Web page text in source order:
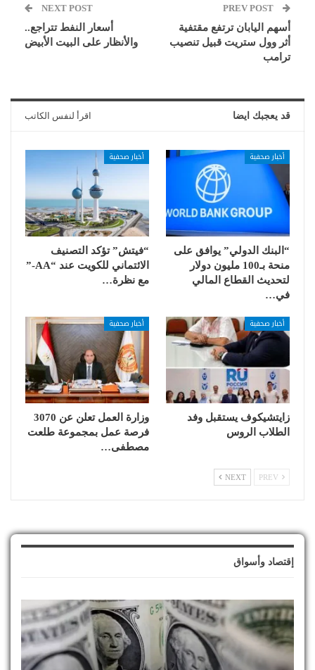
أسهم اليابان ترتفع مقتفية
أثر وول ستريت قبيل تنصيب
ترامب
NEXT POST
أسعار النفط تتراجع..
والأنظار على البيت الأبيض
قد يعجبك ايضا اقرأ لنفس الكاتب
أخبار صحفية
“البنك الدولي” يوافق على
منحة بـ100 مليون دولار
لتحديث القطاع المالي
في…
أخبار صحفية
“فيتش” تؤكد التصنيف
الائتماني للكويت عند “AA-”
مع نظرة…
أخبار صحفية
زايتشيكوف يستقبل وفد
الطلاب الروس
أخبار صحفية
وزارة العمل تعلن عن 3070
فرصة عمل بمجموعة طلعت
مصطفى…
NEXT
إقتصاد وأسواق